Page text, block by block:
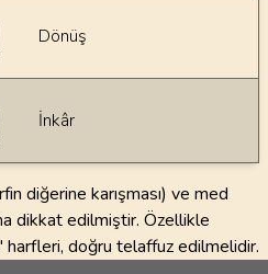
Dönüş
İnkâr
diğerine karışması) ve med
dikkat edilmiştir. Özellikle
'عذابٌ' kelimesindeki 'ع' ve 'ذ' harfleri, doğru telaffuz edilmelidir.